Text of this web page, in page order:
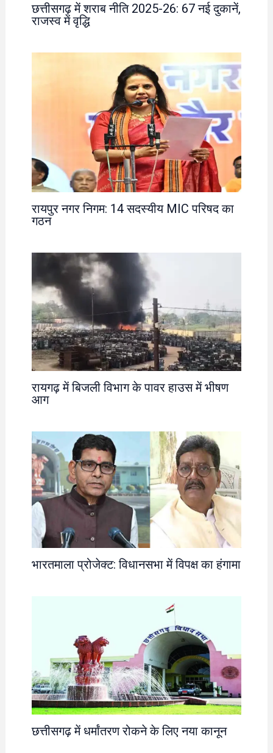
छत्तीसगढ़ में शराब नीति 2025-26: 67 नई दुकानें,
राजस्व में वृद्धि
रायपुर नगर निगम: 14 सदस्यीय MIC परिषद का
गठन
रायगढ़ में बिजली विभाग के पावर हाउस में भीषण
आग
भारतमाला प्रोजेक्ट: विधानसभा में विपक्ष का हंगामा
छत्तीसगढ़ में धर्मांतरण रोकने के लिए नया कानून